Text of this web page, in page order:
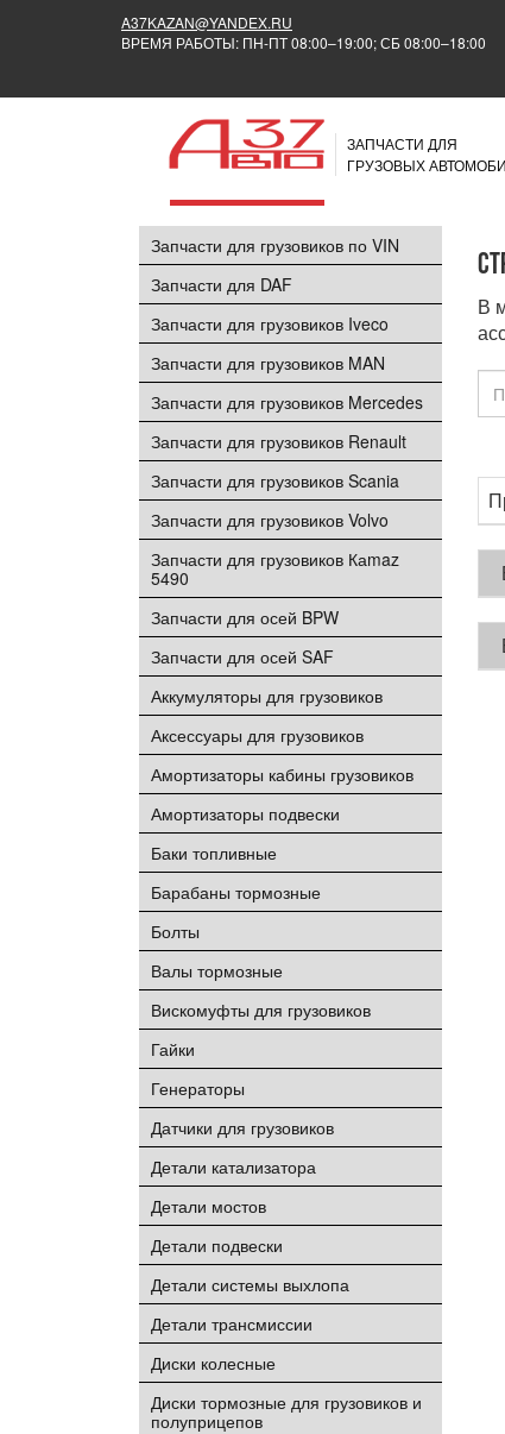
A37KAZAN@YANDEX.RU
ВРЕМЯ РАБОТЫ: ПН-ПТ 08:00–19:00; СБ 08:00–18:00
ЗАПЧАСТИ ДЛЯ
ГРУЗОВЫХ
Запчасти для грузовиков по VIN
Запчасти для DAF
Запчасти для грузовиков Iveco
Запчасти для грузовиков MAN
Запчасти для грузовиков Mercedes
Запчасти для грузовиков Renault
Запчасти для грузовиков Scania
Запчасти для грузовиков Volvo
Запчасти для грузовиков Каmaz
5490
Запчасти для осей BPW
Запчасти для осей SAF
Аккумуляторы для грузовиков
Аксессуары для грузовиков
Амортизаторы кабины грузовиков
Амортизаторы подвески
Баки топливные
Барабаны тормозные
Болты
Валы тормозные
Вискомуфты для грузовиков
Гайки
Генераторы
Датчики для грузовиков
Детали катализатора
Детали мостов
Детали подвески
Детали системы выхлопа
Детали трансмиссии
Диски колесные
Диски тормозные для грузовиков и
полуприцепов
В